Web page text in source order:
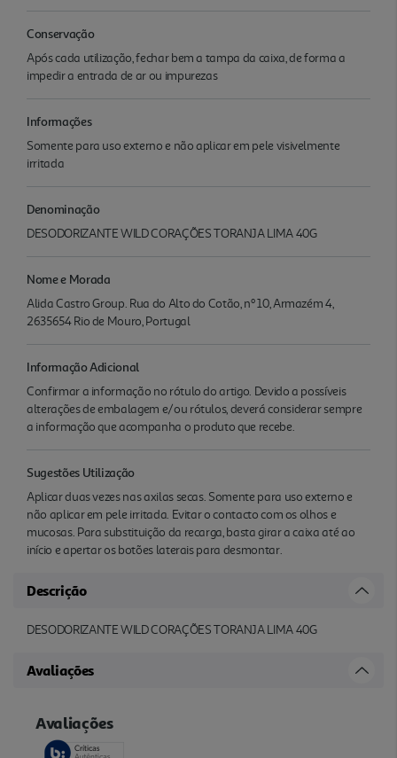
Conservação
Após cada utilização, fechar bem a tampa da caixa, de forma a
impedir a entrada de ar ou impurezas
Informações
Somente para uso externo e não aplicar em pele visivelmente
irritada
Denominação
DESODORIZANTE WILD CORAÇÕES TORANJA LIMA 40G
Nome e Morada
Alida Castro Group. Rua do Alto do Cotão, nº 10, Armazém 4,
2635654 Rio de Mouro, Portugal
Informação Adicional
Confirmar a informação no rótulo do artigo. Devido a possíveis
alterações de embalagem e/ou rótulos, deverá considerar sempre
a informação que acompanha o produto que recebe.
Sugestões Utilização
Aplicar duas vezes nas axilas secas. Somente para uso externo e
não aplicar em pele irritada. Evitar o contacto com os olhos e
mucosas. Para substituição da recarga, basta girar a caixa até ao
início e apertar os botões laterais para desmontar.
Descrição
DESODORIZANTE WILD CORAÇÕES TORANJA LIMA 40G
Avaliações